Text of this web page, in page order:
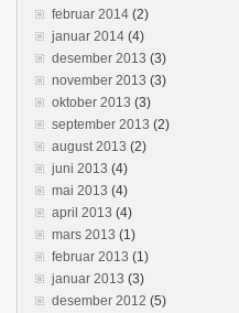
februar 2014 (2)
januar 2014 (4)
desember 2013 (3)
november 2013 (3)
oktober 2013 (3)
september 2013 (2)
august 2013 (2)
juni 2013 (4)
mai 2013 (4)
april 2013 (4)
mars 2013 (1)
februar 2013 (1)
januar 2013 (3)
desember 2012 (5)